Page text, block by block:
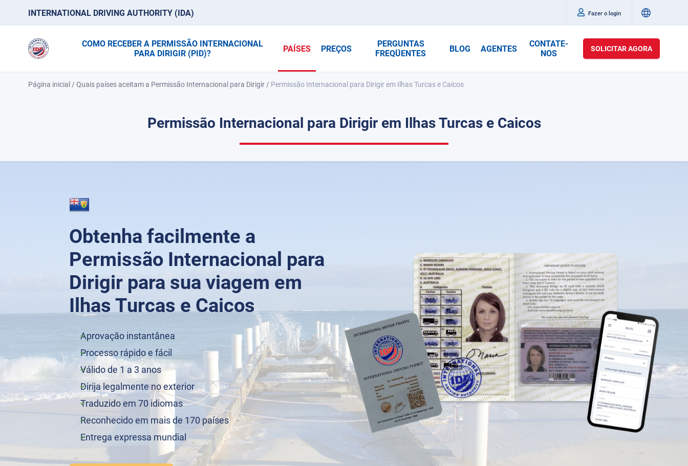
INTERNATIONAL DRIVING AUTHORITY (IDA) Fazer o login
COMO RECEBER A PERMISSÃO INTERNACIONAL
PARA DIRIGIR (PID)?
PAÍSES PREÇOS
PERGUNTAS
FREQÜENTES
BLOG AGENTES
CONTATE-
NOS
SOLICITAR AGORA
Página inicial /Quais países aceitam a Permissão Internacional para Dirigir / Permissão Internacional para Dirigir em Ilhas Turcas e Caicos
Permissão Internacional para Dirigir em Ilhas Turcas e Caicos
Obtenha facilmente a
Permissão Internacional para
Dirigir para sua viagem em
Ilhas Turcas e Caicos
Aprovação instantânea
Processo rápido e fácil
Válido de 1 a 3 anos
Dirija legalmente no exterior
Traduzido em 70 idiomas
Reconhecido em mais de 170 países
Entrega expressa mundial